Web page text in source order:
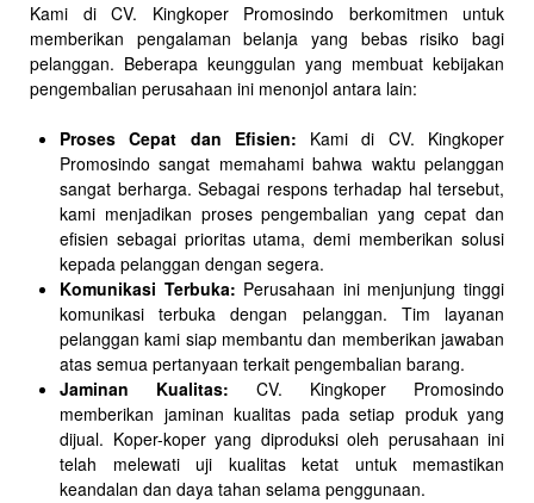
Kami di CV. Kingkoper Promosindo berkomitmen untuk
memberikan pengalaman belanja yang bebas risiko bagi
pelanggan. Beberapa keunggulan yang membuat kebijakan
pengembalian perusahaan ini menonjol antara lain:
Proses Cepat dan Efisien: Kami di CV. Kingkoper
Promosindo sangat memahami bahwa waktu pelanggan
sangat berharga. Sebagai respons terhadap hal tersebut,
kami menjadikan proses pengembalian yang cepat dan
efisien sebagai prioritas utama, demi memberikan solusi
kepada pelanggan dengan segera.
Komunikasi Terbuka: Perusahaan ini menjunjung tinggi
komunikasi terbuka dengan pelanggan. Tim layanan
pelanggan kami siap membantu dan memberikan jawaban
atas semua pertanyaan terkait pengembalian barang.
Jaminan Kualitas: CV. Kingkoper Promosindo
memberikan jaminan kualitas pada setiap produk yang
dijual. Koper-koper yang diproduksi oleh perusahaan ini
telah melewati uji kualitas ketat untuk memastikan
keandalan dan daya tahan selama penggunaan.